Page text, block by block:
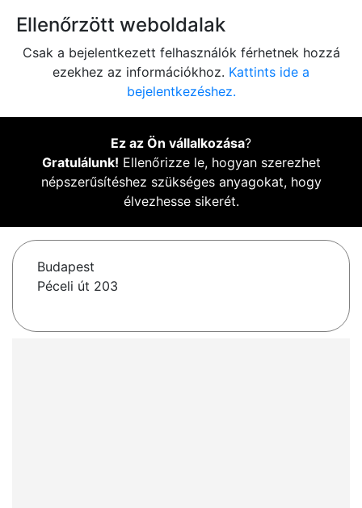
Ellenőrzött weboldalak
Csak a bejelentkezett felhasználók férhetnek hozzá
ezekhez az információkhoz. Kattints ide a
bejelentkezéshez.
Ez az Ön vállalkozása?
Gratulálunk! Ellenőrizze le, hogyan szerezhet
népszerűsítéshez szükséges anyagokat, hogy
élvezhesse sikerét.
Budapest
Péceli út 203